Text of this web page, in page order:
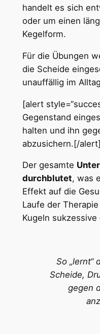
handelt es sich
oder um einen
Kegelform.
Für die Übungen
die Scheide
unauffällig im
[alert
Gegenstand
halten und ihn
abzusichern.[/alert]
Der gesamte
durchblutet, was
Effekt auf die
Laufe der
Kugeln
So „lernt“
Scheide,
gegen